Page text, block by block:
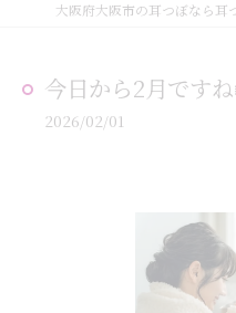
今日から2月です
2026/02/01